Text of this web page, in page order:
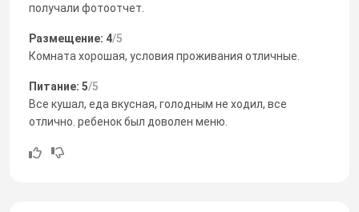
получали фотоотчет.
Размещение: 4/5
Комната хорошая, условия проживания отличные.
Питание: 5/5
Все кушал, еда вкусная, голодным не ходил, все
отлично. ребенок был доволен меню.